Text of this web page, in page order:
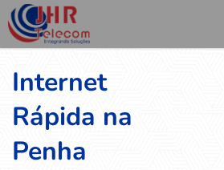
Internet
Rápida na
Penha